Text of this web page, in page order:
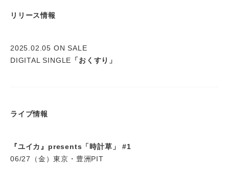
リリース情報
2025.02.05 ON SALE
DIGITAL SINGLE 「おくすり」
ライブ情報
『ユイカ』presents「時計草」 #1
06/27（金）東京・豊洲PIT